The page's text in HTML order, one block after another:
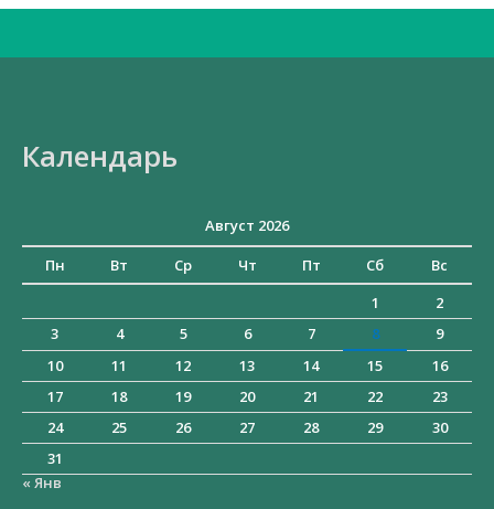
Календарь
Август 2026
Пн
Вт Ср Чт Пт Сб
Вс
1
2
3
4 5 6 7 8
9
10
11 12 13 14 15
16
17
18 19 20 21 22
23
24
25 26 27 28 29
30
31
« Янв